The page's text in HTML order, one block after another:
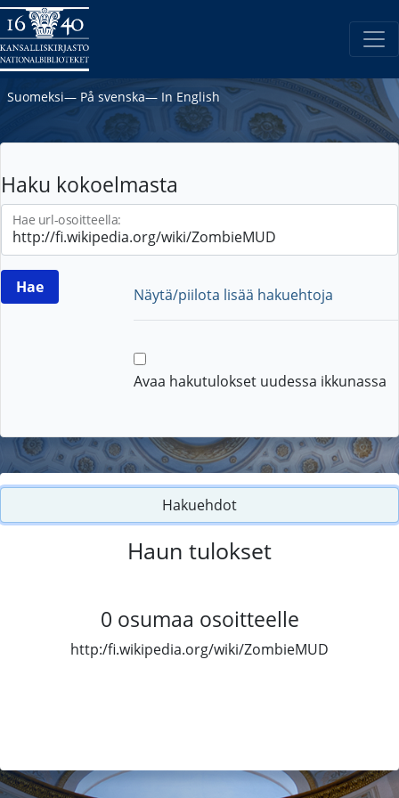
Suomeksi― På svenska― In English
Haku kokoelmasta
Hae url-osoitteella:
Näytä/piilota lisää hakuehtoja
Avaa hakutulokset uudessa ikkunassa
Hakuehdot
Haun tulokset
0 osumaa osoitteelle
http:/fi.wikipedia.org/wiki/ZombieMUD